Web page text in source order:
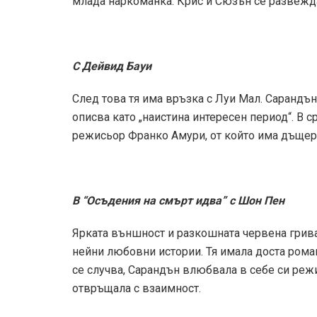
С Дейвид Бауи
След това тя има връзка с Луи Мал.
описва като „наистина интересен период“. В
режисьор Франко Амури, от който има
В “Осъдения на смърт идва” с Шон Пен
Ярката външност и разкошната червена
нейни любовни истории. Тя имала доста
се случва, Сарандън влюбвала в себе си
отвръщала с взаимност.